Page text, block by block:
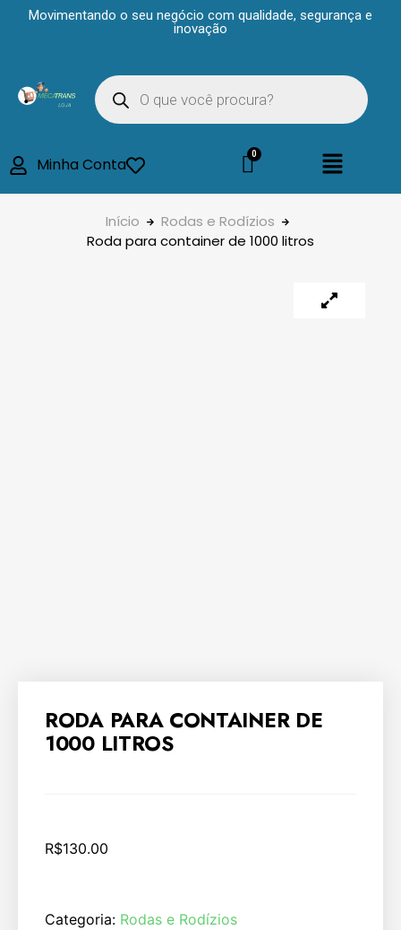
Movimentando o seu negócio com qualidade, segurança e
inovação
Minha Conta
Início
Rodas e Rodízios
Roda para container de 1000 litros
RODA PARA CONTAINER DE
1000 LITROS
R$130.00
Categoria: Rodas e Rodízios